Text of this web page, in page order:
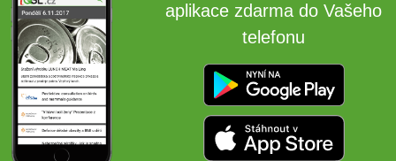
aplikace zdarma do Vašeho
telefonu